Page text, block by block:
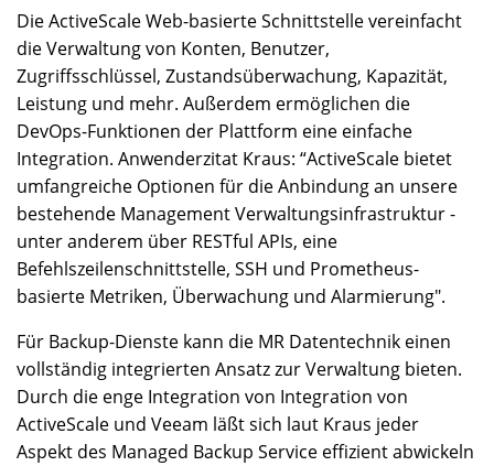
Die ActiveScale Web-basierte Schnittstelle vereinfacht
die Verwaltung von Konten, Benutzer,
Zugriffsschlüssel, Zustandsüberwachung, Kapazität,
Leistung und mehr. Außerdem ermöglichen die
DevOps-Funktionen der Plattform eine einfache
Integration. Anwenderzitat Kraus: “ActiveScale bietet
umfangreiche Optionen für die Anbindung an unsere
bestehende Management Verwaltungsinfrastruktur -
unter anderem über RESTful APIs, eine
Befehlszeilenschnittstelle, SSH und Prometheus-
basierte Metriken, Überwachung und Alarmierung".
Für Backup-Dienste kann die MR Datentechnik einen
vollständig integrierten Ansatz zur Verwaltung bieten.
Durch die enge Integration von Integration von
ActiveScale und Veeam läßt sich laut Kraus jeder
Aspekt des Managed Backup Service effizient abwickeln